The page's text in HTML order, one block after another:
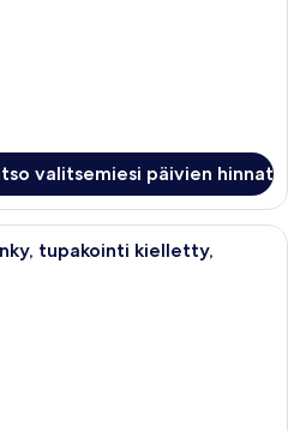
valitsemiesi päivien hinnat
Moderni hotellihuone, jossa on
tupakointi kielletty,